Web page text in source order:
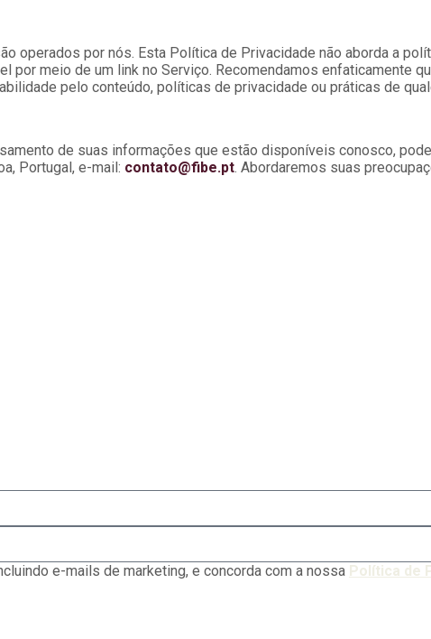
operados por nós. Esta Política de Privacidade não aborda a
por meio de um link no Serviço. Recomendamos enfaticamente
pelo conteúdo, políticas de privacidade ou práticas de
de suas informações que estão disponíveis conosco,
Portugal, e-mail: contato@fibe.pt. Abordaremos suas
e-mails de marketing, e concorda com a nossa Política de